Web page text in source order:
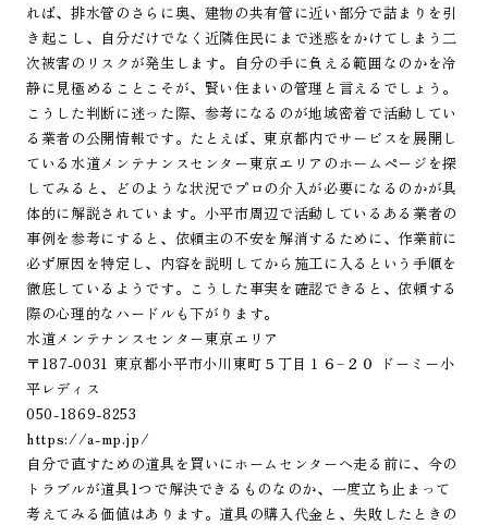
れば、排水管のさらに奥、建物の共有管に近い部分で詰まりを引
き起こし、自分だけでなく近隣住民にまで迷惑をかけてしまう二
次被害のリスクが発生します。自分の手に負える範囲なのかを冷
静に見極めることこそが、賢い住まいの管理と言えるでしょう。
こうした判断に迷った際、参考になるのが地域密着で活動してい
る業者の公開情報です。たとえば、東京都内でサービスを展開し
ている水道メンテナンスセンター東京エリアのホームページを探
してみると、どのような状況でプロの介入が必要になるのかが具
体的に解説されています。小平市周辺で活動しているある業者の
事例を参考にすると、依頼主の不安を解消するために、作業前に
必ず原因を特定し、内容を説明してから施工に入るという手順を
徹底しているようです。こうした事実を確認できると、依頼する
際の心理的なハードルも下がります。
水道メンテナンスセンター東京エリア
〒187-0031 東京都小平市小川東町５丁目１６−２０ ドーミー小
平レディス
050-1869-8253
https://a-mp.jp/
自分で直すための道具を買いにホームセンターへ走る前に、今の
トラブルが道具1つで解決できるものなのか、一度立ち止まって
考えてみる価値はあります。道具の購入代金と、失敗したときの